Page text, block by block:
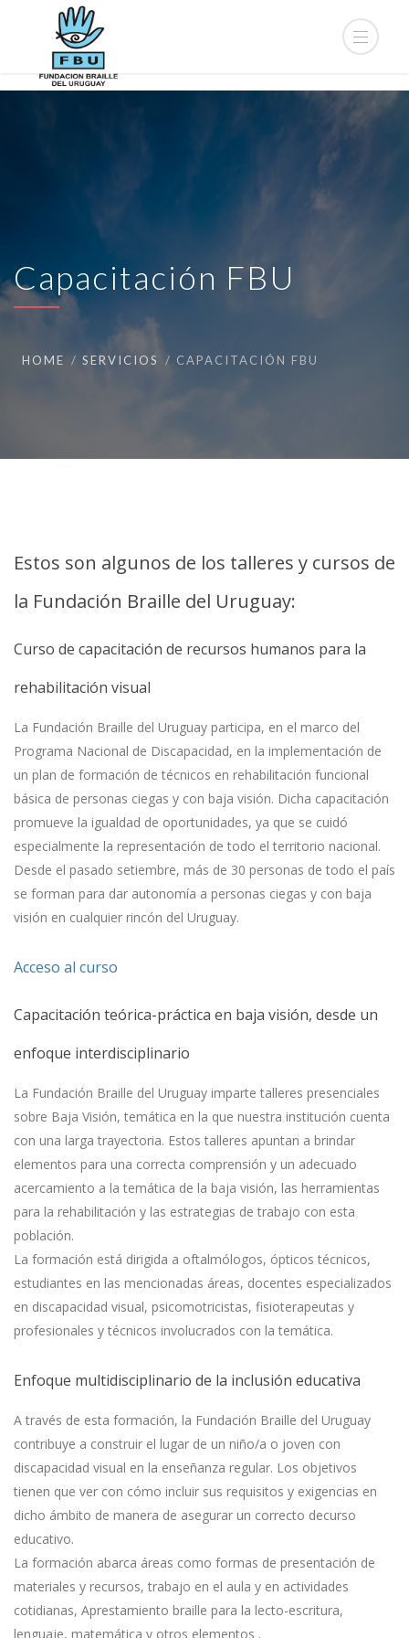
Capacitación FBU
HOME SERVICIOS CAPACITACIÓN FBU
Estos son algunos de los talleres y cursos de
la Fundación Braille del Uruguay:
Curso de capacitación de recursos humanos para la
rehabilitación visual
La Fundación Braille del Uruguay participa, en el marco del
Programa Nacional de Discapacidad, en la implementación de
un plan de formación de técnicos en rehabilitación funcional
básica de personas ciegas y con baja visión. Dicha capacitación
promueve la igualdad de oportunidades, ya que se cuidó
especialmente la representación de todo el territorio nacional.
Desde el pasado setiembre, más de 30 personas de todo el país
se forman para dar autonomía a personas ciegas y con baja
visión en cualquier rincón del Uruguay.
Acceso al curso
Capacitación teórica-práctica en baja visión, desde un
enfoque interdisciplinario
La Fundación Braille del Uruguay imparte talleres presenciales
sobre Baja Visión, temática en la que nuestra institución cuenta
con una larga trayectoria. Estos talleres apuntan a brindar
elementos para una correcta comprensión y un adecuado
acercamiento a la temática de la baja visión, las herramientas
para la rehabilitación y las estrategias de trabajo con esta
población.
La formación está dirigida a oftalmólogos, ópticos técnicos,
estudiantes en las mencionadas áreas, docentes especializados
en discapacidad visual, psicomotricistas, fisioterapeutas y
profesionales y técnicos involucrados con la temática.
Enfoque multidisciplinario de la inclusión educativa
A través de esta formación, la Fundación Braille del Uruguay
contribuye a construir el lugar de un niño/a o joven con
discapacidad visual en la enseñanza regular. Los objetivos
tienen que ver con cómo incluir sus requisitos y exigencias en
dicho ámbito de manera de asegurar un correcto decurso
educativo.
La formación abarca áreas como formas de presentación de
materiales y recursos, trabajo en el aula y en actividades
cotidianas, Aprestamiento braille para la lecto-escritura,
lenguaje, matemática y otros elementos .